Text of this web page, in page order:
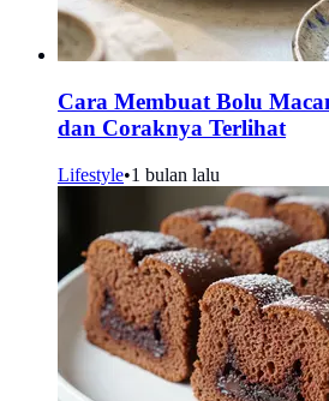
Cara Membuat Bolu
dan Coraknya Terlihat
Lifestyle•1 bulan lalu